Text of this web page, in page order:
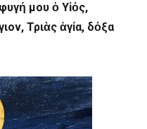
μου ὁ Υἱός,
Τριὰς ἁγία, δόξα